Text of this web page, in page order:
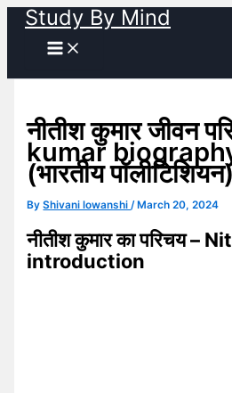
Skip
content
Study By Mind
नीतीश कुमार जीवन
kumar
(भारतीय
ByShivani lowanshi/ March 20, 2024
नीतीश कुमार का परिचय –
introduction